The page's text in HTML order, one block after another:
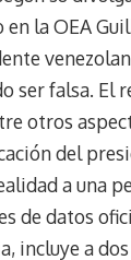
la OEA
ser falsa. El
otros
del
a una
de datos
incluye a